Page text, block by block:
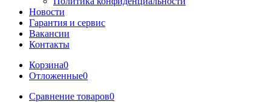
Новости
Гарантия и сервис
Вакансии
Контакты
Корзина0
Отложенные0
Сравнение товаров0